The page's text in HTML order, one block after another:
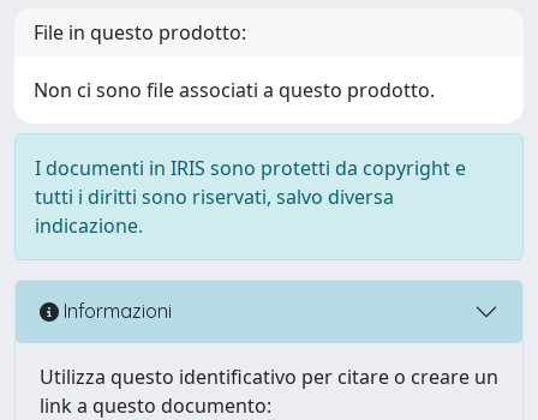
File in questo prodotto:
Non ci sono file associati a questo prodotto.
I documenti in IRIS sono protetti da copyright e
tutti i diritti sono riservati, salvo diversa
indicazione.
Informazioni
Utilizza questo identificativo per citare o creare un
link a questo documento: